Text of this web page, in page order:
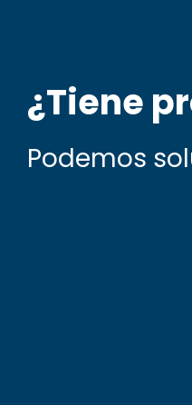
¿Tiene
Podemos